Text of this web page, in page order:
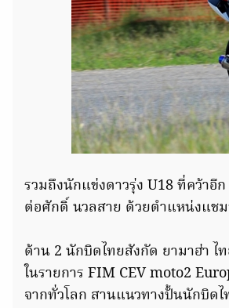
รวมถึงนักแข่งดาวรุ่ง U18 ที่คว้า
ต่อศักดิ์ นวลสาย ด้วยตำแหน่งแช
ด้าน 2 นักบิดไทยสังกัด ยามาฮ่า ไ
ในรายการ FIM CEV moto2
จากทั่วโลก สานแนวทางปั้นนักบิดไ